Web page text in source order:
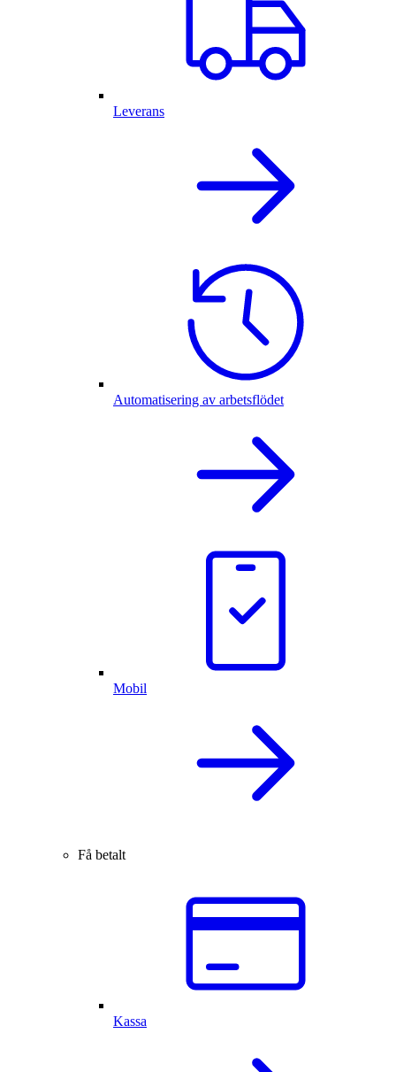
Leverans
Automatisering av arbetsflödet
Mobil
Få betalt
Kassa